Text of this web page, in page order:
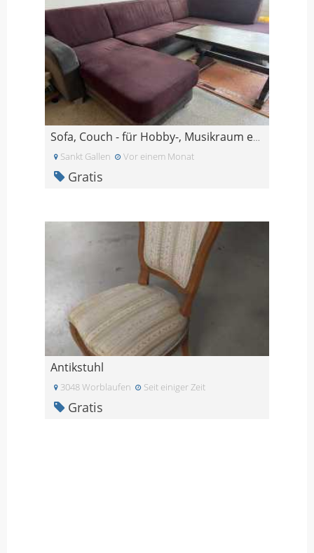
Sofa, Couch - für Hobby-, Musikraum etc.
Sankt Gallen Vor einem Monat
Gratis
Antikstuhl
3048 Worblaufen Seit einiger Zeit
Gratis